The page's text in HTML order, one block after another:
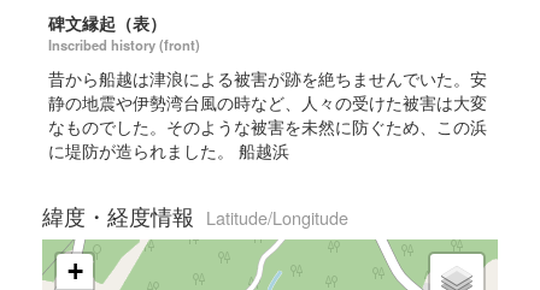
碑文縁起（表）
Inscribed history (front)
昔から船越は津浪による被害が跡を絶ちませんでいた。安
静の地震や伊勢湾台風の時など、人々の受けた被害は大変
なものでした。そのような被害を未然に防ぐため、この浜
に堤防が造られました。 船越浜
緯度・経度情報 Latitude/Longitude
+